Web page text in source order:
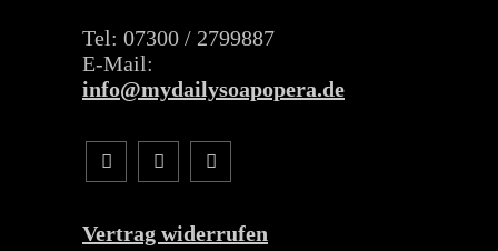
Tel: 07300 / 2799887
E-Mail:
info@mydailysoapopera.de
Vertrag widerrufen